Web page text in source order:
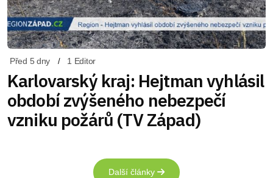
Před 5 dny 1 Editor
Karlovarský kraj: Hejtman vyhlásil
období zvýšeného nebezpečí
vzniku požárů (TV Západ)
Další články